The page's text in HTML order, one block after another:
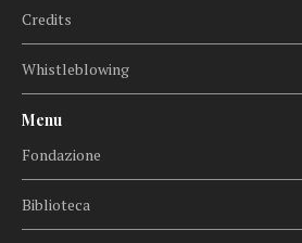
Credits
Whistleblowing
Menu
Fondazione
Biblioteca